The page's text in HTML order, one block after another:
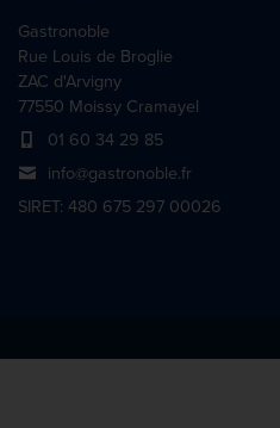
Gastronoble
Rue Louis de Broglie
ZAC d'Arvigny
77550 Moissy Cramayel
01 60 34 29 85
info@gastronoble.fr
SIRET: 480 675 297 00026